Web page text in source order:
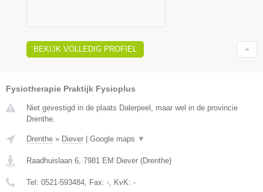
BEKIJK VOLLEDIG PROFIEL
Fysiotherapie Praktijk Fysioplus
Niet gevestigd in de plaats Dalerpeel, maar wel in de provincie
Drenthe.
Drenthe » Diever | Google maps ▼
Raadhuislaan 6 7981 EM Diever (Drenthe)
Tel: 0521-593484 , Fax: - , KvK: -